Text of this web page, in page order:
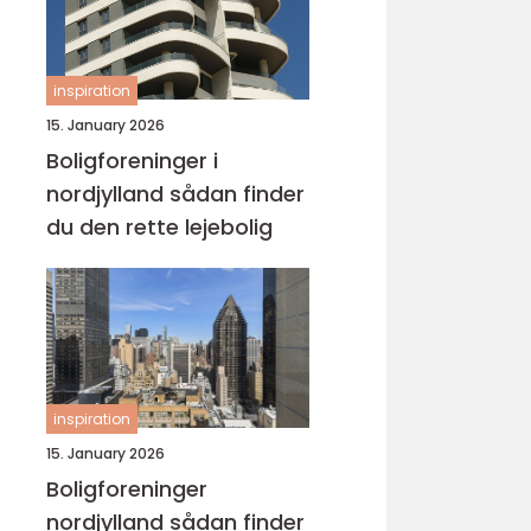
inspiration
15. January 2026
Boligforeninger i
nordjylland sådan finder
du den rette lejebolig
inspiration
15. January 2026
Boligforeninger
nordjylland sådan finder